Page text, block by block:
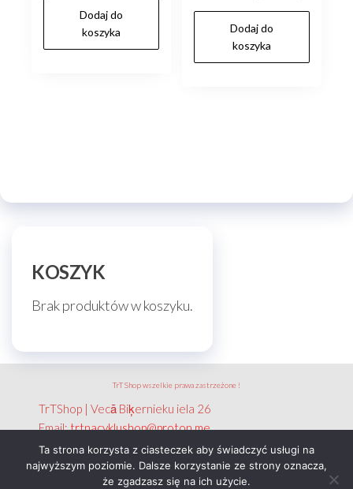
Dodaj do
koszyka
cena
wynosiła:
zł180.00.
cena
Dodaj do
koszyka
KOSZYK
Brak produktów w koszyku.
TrT Shop wszelkie prawa zastrzeżone !
TrTShop | Vecā Biķernieku iela 26
Email:trtnacyklushop@proton.me
NIP: 351 788 2656
Ta strona korzysta z ciasteczek aby świadczyć usługi na
najwyższym poziomie. Dalsze korzystanie ze strony oznacza,
że zgadzasz się na ich użycie.